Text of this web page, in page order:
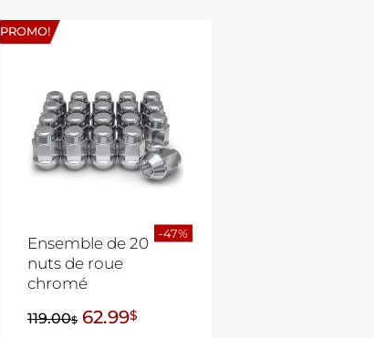
PROMO!
Ensemble de 20
nuts de roue
chromé
119.00$ 62.99$
-47%